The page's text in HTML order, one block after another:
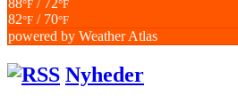
°F °F
82°F / 70°F
powered by Weather Atlas
Nyheder